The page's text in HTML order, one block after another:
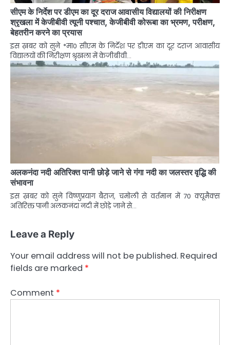
सीएम के निर्देश पर डीएम का दूर दराज आवासीय विद्यालयों की निरीक्षण
श्रृखला में केजीबीवी त्यूनी पश्चात, केजीबीवी कोरूबा का भ्रमण, परीक्षण,
बेहतरीन करने का प्रयास
इस ख़बर को सुने *मा0 सीएम के निर्देश पर डीएम का दूर दराज आवासीय
विद्यालयों की निरीक्षण श्रृखला में केजीबीवी…
अलकनंदा नदी अतिरिक्त पानी छोड़े जाने से गंगा नदी का जलस्तर वृद्धि की
संभावना
इस ख़बर को सुने विष्णुप्रयाग बैराज, चमोली से वर्तमान में 70 क्यूमैक्स
अतिरिक्त पानी अलकनंदा नदी में छोड़े जाने से…
Leave a Reply
Your email address will not be published. Required
fields are marked *
Comment *